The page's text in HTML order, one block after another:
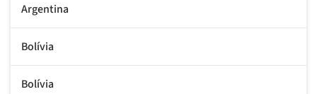
Argentina
Bolívia
Bolívia